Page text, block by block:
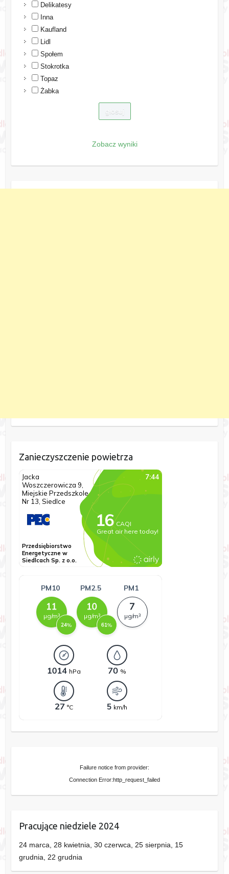
Delikatesy
Inna
Kaufland
Lidl
Społem
Stokrotka
Topaz
Żabka
Zobacz wyniki
Zanieczyszczenie powietrza
Failure notice from provider:
Connection Error:http_request_failed
Pracujące niedziele 2024
24 marca, 28 kwietnia, 30 czerwca, 25 sierpnia, 15
grudnia, 22 grudnia